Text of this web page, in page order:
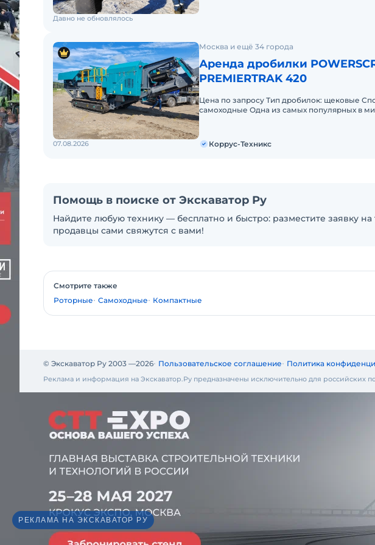
Давно не обновлялось
Москва и ещё 34 города
Аренда дробилки
PREMIERTRAK 420
Цена по запросу Тип дробилок: щековые
самоходные Одна из самых популярных в
07.08.2026 Коррус-Техникс
Помощь в поиске от Экскаватор Ру
Найдите любую технику — бесплатно и быстро: разместите заявку на
продавцы сами свяжутся с вами!
Смотрите также
Роторные Самоходные Компактные
© Экскаватор Ру 2003 —2026 Пользовательское соглашение Политика
Реклама и информация на Экскаватор.Ру предназначены исключительно для российских